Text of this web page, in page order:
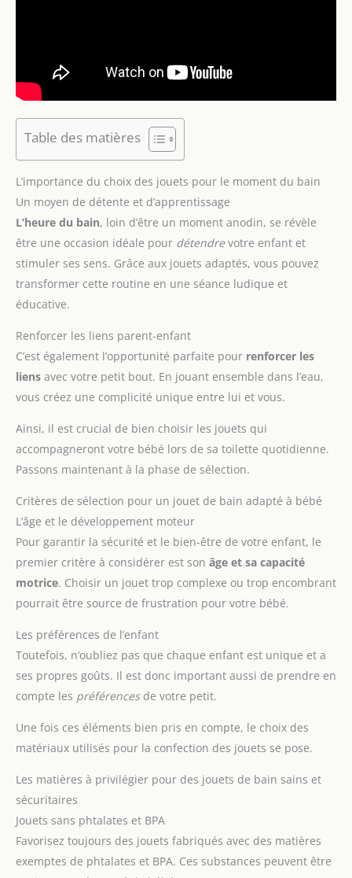
Table des matières
L’importance du choix des jouets pour le moment du bain
Un moyen de détente et d’apprentissage
L’heure du bain, loin d’être un moment anodin, se révèle
être une occasion idéale pour détendrevotre enfant et
stimuler ses sens. Grâce aux jouets adaptés, vous pouvez
transformer cette routine en une séance ludique et
éducative.
Renforcer les liens parent-enfant
C’est également l’opportunité parfaite pour renforcer les
liens avec votre petit bout. En jouant ensemble dans l’eau,
vous créez une complicité unique entre lui et vous.
Ainsi, il est crucial de bien choisir les jouets qui
accompagneront votre bébé lors de sa toilette quotidienne.
Passons maintenant à la phase de sélection.
Critères de sélection pour un jouet de bain adapté à bébé
L’âge et le développement moteur
Pour garantir la sécurité et le bien-être de votre enfant, le
premier critère à considérer est son âge et sa capacité
motrice. Choisir un jouet trop complexe ou trop encombrant
pourrait être source de frustration pour votre bébé.
Les préférences de l’enfant
Toutefois, n’oubliez pas que chaque enfant est unique et a
ses propres goûts. Il est donc important aussi de prendre en
compte les préférencesde votre petit.
Une fois ces éléments bien pris en compte, le choix des
matériaux utilisés pour la confection des jouets se pose.
Les matières à privilégier pour des jouets de bain sains et
sécuritaires
Jouets sans phtalates et BPA
Favorisez toujours des jouets fabriqués avec des matières
exemptes de phtalates et BPA. Ces substances peuvent être